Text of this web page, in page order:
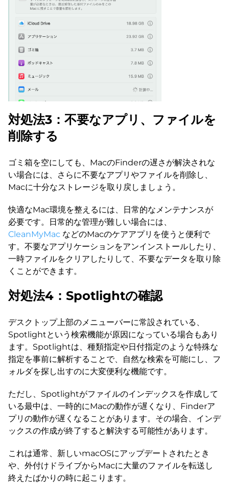
対処法3：不要なアプリ、ファイルを
削除する
ゴミ箱を空にしても、MacのFinderの遅さが解決されな
い場合には、さらに不要なアプリやファイルを削除し、
Macに十分なストレージを取り戻しましょう。
快適なMac環境を整えるには、日常的なメンテナンスが
必要です。日常的な管理が難しい場合には、
CleanMyMac などのMacのケアアプリを使うと便利で
す。不要なアプリケーションをアンインストールしたり、
一時ファイルをクリアしたりして、不要なデータを取り除
くことができます。
対処法4：Spotlightの確認
デスクトップ上部のメニューバーに常設されている、
Spotlightという検索機能が原因になっている場合もあり
ます。Spotlightは、種類指定や日付指定のような特殊な
指定を事前に解析することで、自然な検索を可能にし、フ
ォルダを探し出すのに大変便利な機能です。
ただし、Spotlightがファイルのインデックスを作成して
いる最中は、一時的にMacの動作が遅くなり、Finderア
プリの動作が遅くなることがあります。その場合、インデ
ックスの作成が終了すると解決する可能性があります。
これは通常、新しいmacOSにアップデートされたとき
や、外付けドライブからMacに大量のファイルを転送し
終えたばかりの時に起こります。